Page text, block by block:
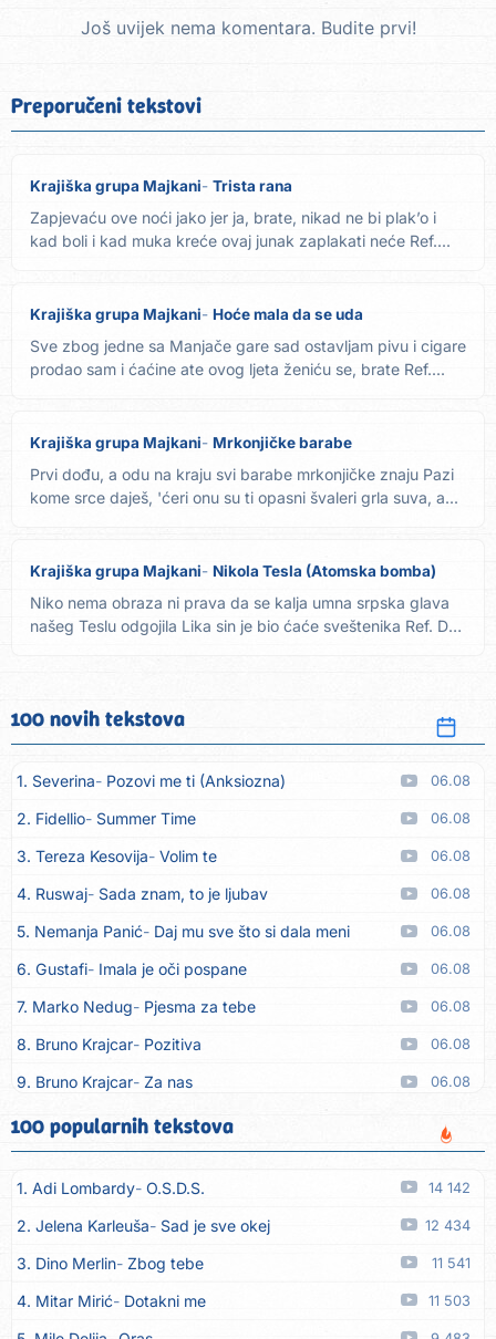
Još uvijek nema komentara. Budite prvi!
Preporučeni tekstovi
Krajiška grupa Majkani Trista rana
Zapjevaću ove noći jako jer ja, brate, nikad ne bi plak’o i
kad boli i kad muka kreće ovaj junak zaplakati neće Ref....
Krajiška grupa Majkani Hoće mala da se uda
Sve zbog jedne sa Manjače gare sad ostavljam pivu i cigare
prodao sam i ćaćine ate ovog ljeta ženiću se, brate Ref....
Krajiška grupa Majkani Mrkonjičke barabe
Prvi dođu, a odu na kraju svi barabe mrkonjičke znaju Pazi
kome srce daješ, 'ćeri onu su ti opasni švaleri grla suva, a...
Krajiška grupa Majkani Nikola Tesla (Atomska bomba)
Niko nema obraza ni prava da se kalja umna srpska glava
našeg Teslu odgojila Lika sin je bio ćaće sveštenika Ref. Da
100 novih tekstova
1. Severina Pozovi me ti (Anksiozna) 06.08
2. Fidellio Summer Time 06.08
3. Tereza Kesovija Volim te 06.08
4. Ruswaj Sada znam, to je ljubav 06.08
5. Nemanja Panić Daj mu sve što si dala meni 06.08
6. Gustafi Imala je oči pospane 06.08
7. Marko Nedug Pjesma za tebe 06.08
8. Bruno Krajcar Pozitiva 06.08
9. Bruno Krajcar Za nas 06.08
10. Tereza Kesovija Da li ću moći
11. Lidija Bačić Neka se vino toči (Nazdravlje) 06.08
12. Karin Kuljanić Nisi zavridel 06.08
13. Tamara Brusić Nigdi ni lipo ko doma 06.08
14. Tamara Brusić Biž´mo ća 06.08
15. Rusko Richie Bila si, bila 06.08
100 popularnih tekstova
1. Adi Lombardy O.S.D.S. 14 142
2. Jelena Karleuša Sad je sve okej 12 434
3. Dino Merlin Zbog tebe 11 541
4. Mitar Mirić Dotakni me 11 503